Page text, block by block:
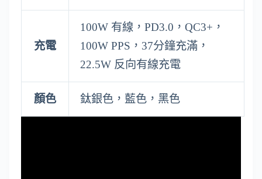
充電
100W 有線，PD3.0，QC3+，
100W PPS，37分鐘充滿，
22.5W 反向有線充電
顏色 鈦銀色，藍色，黑色